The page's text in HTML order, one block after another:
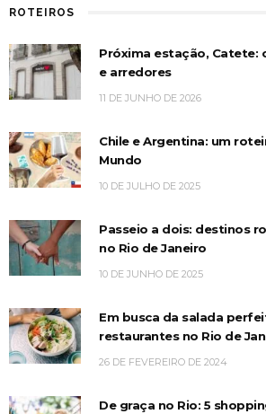
ROTEIROS
Próxima estação, Catete:
e arredores
11 DE JUNHO DE 2026
Chile e Argentina: um
Mundo
10 DE JULHO DE 2025
Passeio a dois: destinos
no Rio de Janeiro
10 DE JUNHO DE 2025
Em busca da salada
restaurantes no Rio de
26 DE FEVEREIRO DE 2024
De graça no Rio: 5